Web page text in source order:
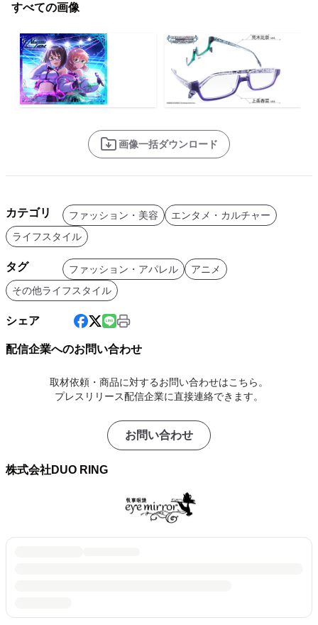
すべての画像
画像一括ダウンロード
カテゴリ ファッション・美容
エンタメ・カルチャー
ライフスタイル
タグ ファッション・アパレル
アニメ
その他ライフスタイル
シェア
配信企業へのお問い合わせ
取材依頼・商品に対するお問い合わせはこちら。
プレスリリース配信企業に直接連絡できます。
お問い合わせ
株式会社DUO RING